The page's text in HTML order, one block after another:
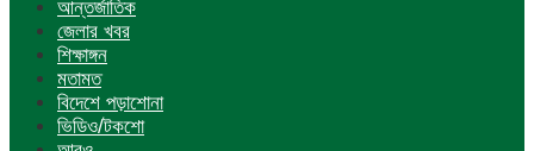
আন্তর্জাতিক
জেলার খবর
শিক্ষাঙ্গন
মতামত
বিদেশে পড়াশোনা
ভিডিও/টকশো